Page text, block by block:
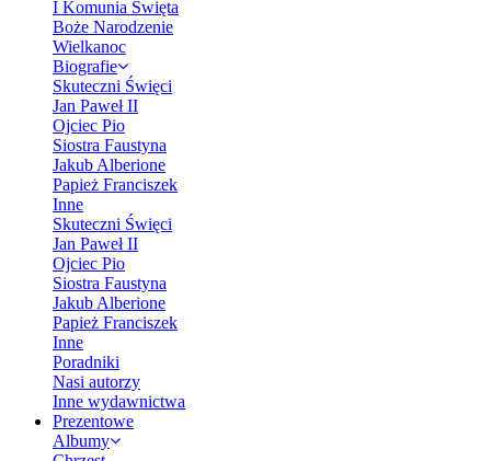
I Komunia Święta
Boże Narodzenie
Wielkanoc
Biografie
Skuteczni Święci
Jan Paweł II
Ojciec Pio
Siostra Faustyna
Jakub Alberione
Papież Franciszek
Inne
Skuteczni Święci
Jan Paweł II
Ojciec Pio
Siostra Faustyna
Jakub Alberione
Papież Franciszek
Inne
Poradniki
Nasi autorzy
Inne wydawnictwa
Prezentowe
Albumy